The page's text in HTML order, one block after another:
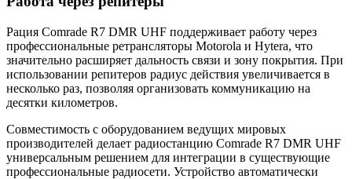
Рация Comrade R7 DMR UHF поддерживает работу через
профессиональные ретрансляторы Motorola и Hytera, что
значительно расширяет дальность связи и зону покрытия. При
использовании репитеров радиус действия увеличивается в
несколько раз, позволяя организовать коммуникацию на
десятки километров.
Совместимость с оборудованием ведущих мировых
производителей делает радиостанцию Comrade R7 DMR UHF
универсальным решением для интеграции в существующие
профессиональные радиосети. Устройство автоматически